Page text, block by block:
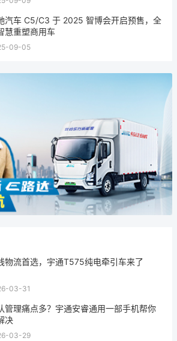
汽车 C5/C3 于 2025 智博会开启预售，全
慧重塑商用车
09-05
物流首选，宇通T575纯电牵引车来了
03-31
管理痛点多？宇通安睿通用一部手机帮你
决
03-29